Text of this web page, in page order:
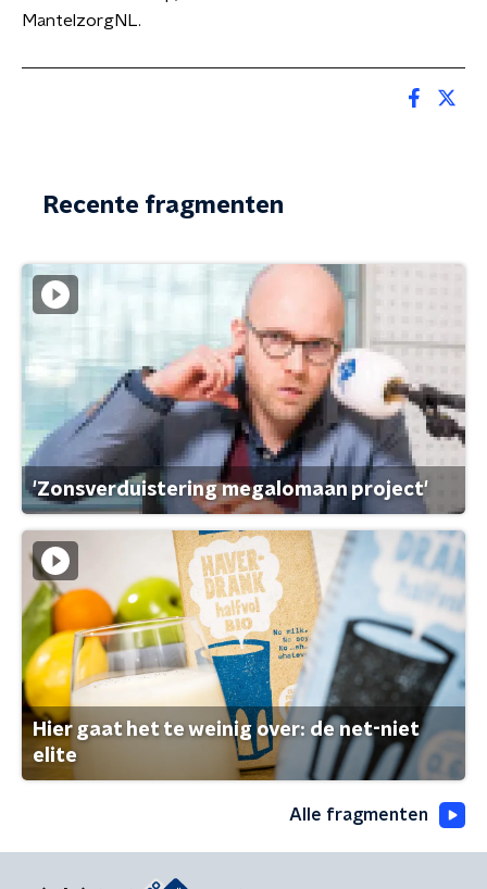
MantelzorgNL.
Recente fragmenten
'Zonsverduistering megalomaan project'
Hier gaat het te weinig over: de net-niet
elite
Alle fragmenten